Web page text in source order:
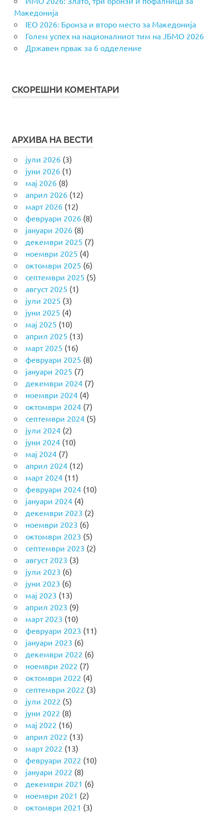
Македонија
IEO 2026: Бронза и второ место за Македонија
Голем успех на националниот тим на ЈБМО 2026
Државен првак за 6 одделение
СКОРЕШНИ КОМЕНТАРИ
АРХИВА НА ВЕСТИ
јули 2026(3)
јуни 2026(1)
мај 2026(8)
април 2026(12)
март 2026(12)
февруари 2026(8)
јануари 2026(8)
декември 2025 (7)
ноември 2025 (4)
октомври 2025 (6)
септември 2025 (5)
август 2025 (1)
јули 2025 (3)
јуни 2025 (4)
мај 2025 (10)
април 2025 (13)
март 2025 (16)
февруари 2025 (8)
јануари 2025 (7)
декември 2024(7)
ноември 2024(4)
октомври 2024(7)
септември 2024(5)
јули 2024(2)
јуни 2024(10)
мај 2024(7)
април 2024(12)
март 2024(11)
февруари 2024(10)
јануари 2024(4)
декември 2023 (2)
ноември 2023 (6)
октомври 2023 (5)
септември 2023 (2)
август 2023 (3)
јули 2023 (6)
јуни 2023 (6)
мај 2023 (13)
април 2023 (9)
март 2023 (10)
февруари 2023 (11)
јануари 2023 (6)
декември 2022 (6)
ноември 2022 (7)
октомври 2022 (4)
септември 2022 (3)
јули 2022 (5)
јуни 2022 (8)
мај 2022 (16)
април 2022 (13)
март 2022 (13)
февруари 2022 (10)
јануари 2022 (8)
декември 2021 (6)
ноември 2021 (2)
октомври 2021 (3)